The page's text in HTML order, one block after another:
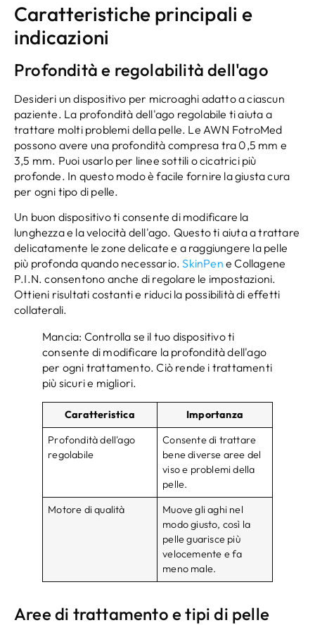
Caratteristiche principali e
indicazioni
Profondità e regolabilità dell'ago
Desideri un dispositivo per microaghi adatto a ciascun
paziente. La profondità dell'ago regolabile ti aiuta a
trattare molti problemi della pelle. Le AWN FotroMed
possono avere una profondità compresa tra 0,5 mm e
3,5 mm. Puoi usarlo per linee sottili o cicatrici più
profonde. In questo modo è facile fornire la giusta cura
per ogni tipo di pelle.
Un buon dispositivo ti consente di modificare la
lunghezza e la velocità dell'ago. Questo ti aiuta a trattare
delicatamente le zone delicate e a raggiungere la pelle
più profonda quando necessario.SkinPen e Collagene
P.I.N. consentono anche di regolare le impostazioni.
Ottieni risultati costanti e riduci la possibilità di effetti
collaterali.
Mancia: Controlla se il tuo dispositivo ti
consente di modificare la profondità dell'ago
per ogni trattamento. Ciò rende i trattamenti
più sicuri e migliori.
Caratteristica
Importanza
Profondità dell'ago
regolabile
Consente di trattare
bene diverse aree del
viso e problemi della
pelle.
Motore di qualità
Muove gli aghi nel
modo giusto, così la
pelle guarisce più
velocemente e fa
meno male.
Aree di trattamento e tipi di pelle